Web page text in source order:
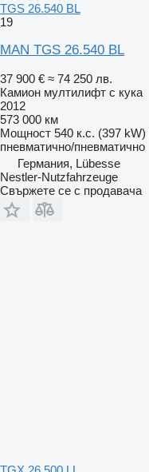
TGS 26.540 BL
19
MAN TGS 26.540 BL
37 900 € ≈ 74 250 лв.
Камион мултилифт с кука
2012
573 000 км
Мощност 540 к.с. (397 kW)
пневматично/пневматично
Германия, Lübesse
Nestler-Nutzfahrzeuge
Свържете се с продавача